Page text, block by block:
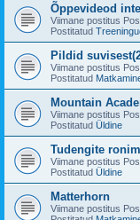
Õppevideod
Viimane postitus
Postitatud
Pildid
Viimane postitus
Postitatud
Mountain
Viimane postitus
Postitatud Üldine
Tudengite
Viimane postitus
Postitatud Üldine
Matterhorn
Viimane postitus